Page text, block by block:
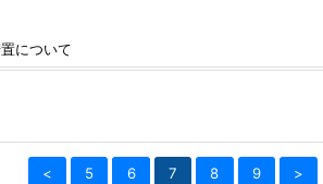
について
< 5 6 7 8 9 >